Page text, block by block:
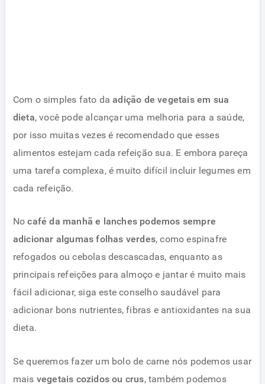
Com o simples fato daadição de vegetais em sua
dieta, você pode alcançar uma melhoria para a saúde,
por isso muitas vezes é recomendado que esses
alimentos estejam cada refeição sua. E embora pareça
uma tarefa complexa, é muito difícil incluir legumes em
cada refeição.
Nocafé da manhã e lanches podemos sempre
adicionar algumas folhas verdes, como espinafre
refogados ou cebolas descascadas, enquanto as
principais refeições para almoço e jantar é muito mais
fácil adicionar, siga este conselho saudável para
adicionar bons nutrientes, fibras e antioxidantes na sua
dieta.
Se queremos fazer um bolo de carne nós podemos usar
mais vegetais cozidos ou crus, também podemos